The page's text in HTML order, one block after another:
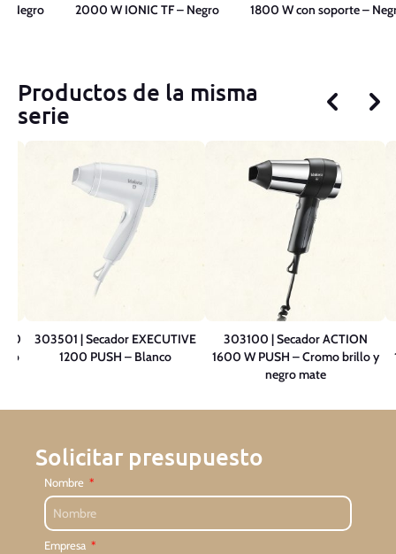
Negro
2000 W IONIC TF – Negro
1800 W con soporte –
Productos de la misma
serie
303501 | Secador EXECUTIVE
1200 PUSH – Blanco
303100 | Secador ACTION
1600 W PUSH – Cromo brillo y
negro mate
Solicitar presupuesto
Nombre
Empresa